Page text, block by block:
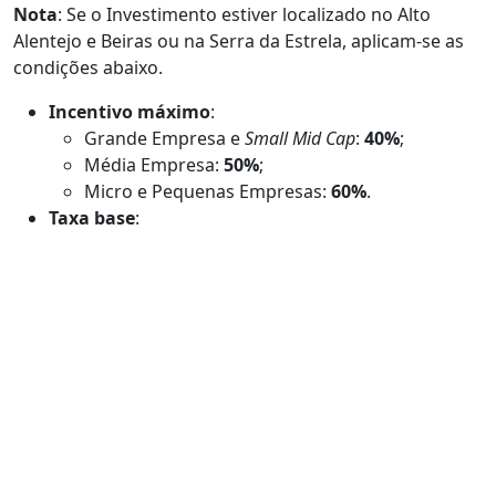
Nota: Se o Investimento estiver localizado no Alto
Alentejo e Beiras ou na Serra da Estrela, aplicam-se as
condições abaixo.
Incentivo máximo:
Grande Empresa eSmall Mid Cap: 40%;
Média Empresa: 50%;
Micro e Pequenas Empresas: 60%.
Taxa base: